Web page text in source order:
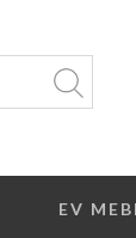
EV